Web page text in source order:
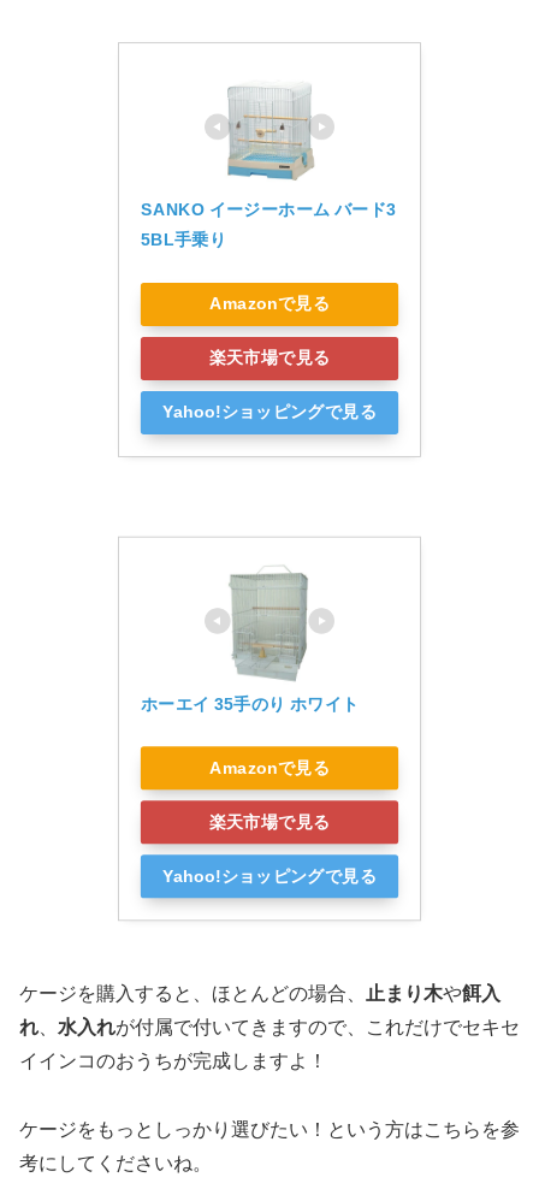
SANKO イージーホーム バード3
5BL手乗り
Amazonで見る
楽天市場で見る
Yahoo!ショッピングで見る
ホーエイ 35手のり ホワイト
Amazonで見る
楽天市場で見る
Yahoo!ショッピングで見る
ケージを購入すると、ほとんどの場合、 止まり木や餌入
れ
水入れが付属で付いてきますので、これだけでセキセ
イインコのおうちが完成しますよ！
ケージをもっとしっかり選びたい！という方はこちらを参
考にしてくださいね。